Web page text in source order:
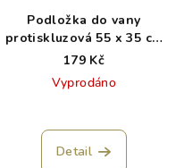
Podložka do vany
protiskluzová 55 x 35 cm
modrá
179 Kč
Vyprodáno
Detail